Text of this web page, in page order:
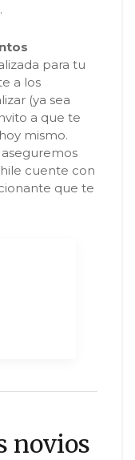
para tu
a los
(ya sea
a que te
mismo.
cuente con
que te
novios